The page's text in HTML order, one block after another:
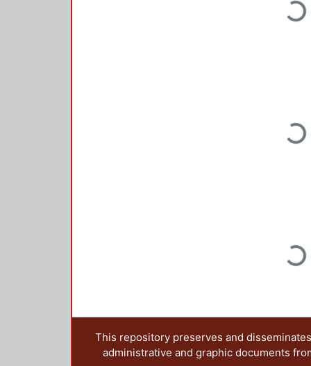
This repository preserves and
administrative and graphic documents